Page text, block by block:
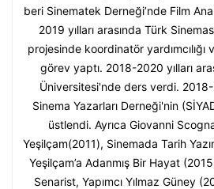
beri Sinematek Derneği’nde Film
2019 yılları arasında Türk
projesinde koordinatör
görev yaptı. 2018-2020 yılları
Üniversitesi'nde ders verdi. 2018-
Sinema Yazarları Derneği'nin
üstlendi. Ayrıca Giovanni
Yeşilçam(2011), Sinemada Tarih
Yeşilçam’a Adanmış Bir Hayat
Senarist, Yapımcı Yılmaz Güney